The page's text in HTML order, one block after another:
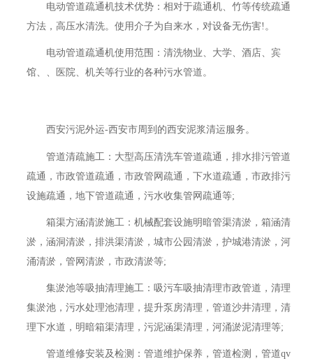
电动管道疏通机技术优势：相对于疏通机、竹等传统疏通
方法，高压水清洗。使用介子为自来水，对设备无伤害!。
电动管道疏通机使用范围：清洗物业、大学、酒店、宾
馆、、医院、机关等行业的各种污水管道。
西安污泥外运-西安市周到的西安泥浆清运服务。
管道清疏施工：大型高压清洗车管道疏通，排水排污管道
疏通，市政管道疏通，市政管网疏通，下水道疏通，市政排污
设施疏通，地下管道疏通，污水收集管网疏通等;
箱渠方涵清淤施工：机械配套设施明暗管渠清淤，箱涵清
淤，涵洞清淤，排洪渠清淤，城市公园清淤，护城港清淤，河
涌清淤，管网清淤，市政清淤等;
集淤池等吸抽清理施工：吸污车吸抽清理市政管道，清理
集淤池，污水处理池清理，提升泵房清理，管道沙井清理，清
理下水道，明暗箱渠清理，污泥涵渠清理，河涌淤泥清理等;
管道维修安装及检测：管道维护保养，管道检测，管道qv